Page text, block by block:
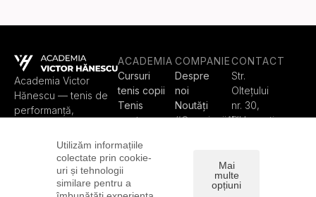
Academia Victor
Hănescu — tenis de
performanță,
copii, juniori, adulți și
Padel Club, în
București.
ACADEMIA
Cursuri
tenis copii
Tenis
pentru
Train Like
a Pro
Padel
Teren
COMPANIE
Despre
noi
Noutăți
#CampioniiAVH
CONTACT
Str.
Olteţului
nr. 30,
București
victorhan
escu.ro
Utilizăm informațiile
colectate prin cookie-
uri și tehnologii
similare pentru a
Mai
multe
opțiuni